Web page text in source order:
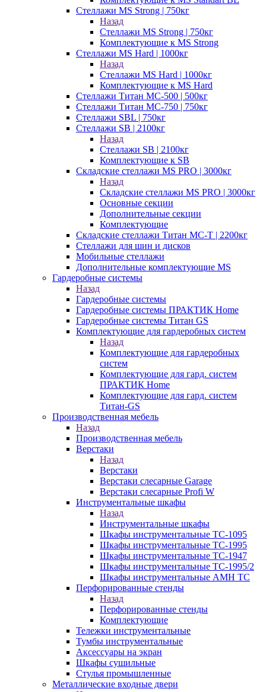
Стеллажи MS Strong | 750кг
Назад
Стеллажи MS Strong | 750кг
Комплектующие к MS Strong
Стеллажи MS Hard | 1000кг
Назад
Стеллажи MS Hard | 1000кг
Комплектующие к MS Hard
Стеллажи Титан МС-500 | 500кг
Стеллажи Титан МС-750 | 750кг
Стеллажи SBL | 750кг
Стеллажи SB | 2100кг
Назад
Стеллажи SB | 2100кг
Комплектующие к SB
Складские стеллажи MS PRO | 3000кг
Назад
Складские стеллажи MS PRO | 3000кг
Основные секции
Дополнительные секции
Комплектующие
Складские стеллажи Титан МС-Т | 2200кг
Стеллажи для шин и дисков
Мобильные стеллажи
Дополнительные комплектующие MS
Гардеробные системы
Назад
Гардеробные системы
Гардеробные системы ПРАКТИК Home
Гардеробные системы Титан GS
Комплектующие для гардеробных систем
Назад
Комплектующие для гардеробных
систем
Комплектующие для гард. систем
ПРАКТИК Home
Комплектующие для гард. систем
Титан-GS
Производственная мебель
Назад
Производственная мебель
Верстаки
Назад
Верстаки
Верстаки слесарные Garage
Верстаки слесарные Profi W
Инструментальные шкафы
Назад
Инструментальные шкафы
Шкафы инструментальные TC-1095
Шкафы инструментальные TC-1995
Шкафы инструментальные TC-1947
Шкафы инструментальные TC-1995/2
Шкафы инструментальные AMH TC
Перфорированные стенды
Назад
Перфорированные стенды
Комплектующие
Тележки инструментальные
Тумбы инструментальные
Аксессуары на экран
Шкафы сушильные
Стулья промышленные
Металлические входные двери